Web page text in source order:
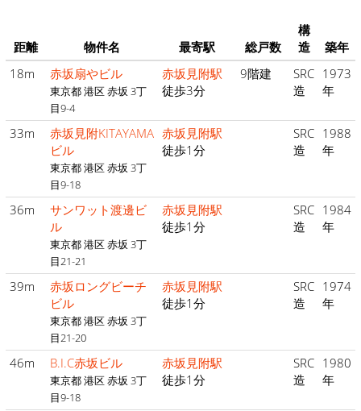
距離 物件名 最寄駅 総戸数
構
造
築年
18m
赤坂扇やビル
東京都 港区 赤坂 3丁
目9-4
赤坂見附駅
徒歩3分
9階建
SRC
造
1973
年
33m
赤坂見附KITAYAMA
ビル
東京都 港区 赤坂 3丁
目9-18
赤坂見附駅
徒歩1分
SRC
造
1988
年
36m
サンワット渡邊ビ
ル
東京都 港区 赤坂 3丁
目21-21
赤坂見附駅
徒歩1分
SRC
造
1984
年
39m
赤坂ロングビーチ
ビル
東京都 港区 赤坂 3丁
目21-20
赤坂見附駅
徒歩1分
SRC
造
1974
年
46m B.I.C赤坂ビル
東京都 港区 赤坂 3丁
目9-18
赤坂見附駅
徒歩1分
SRC
造
1980
年